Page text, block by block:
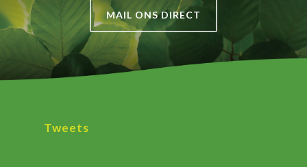
MAIL ONS DIRECT
Tweets